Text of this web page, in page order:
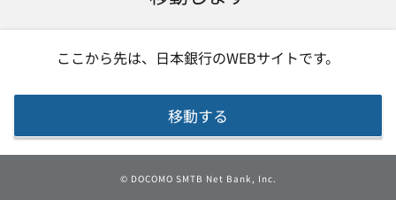
ここから先は、 日本銀行のWEBサイトです。
移動する
© DOCOMO SMTB Net Bank, Inc.